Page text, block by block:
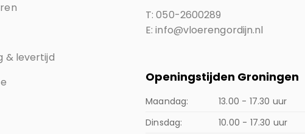
& levertijd
T: 050-2600289
E: info@vloerengordijn.nl
Openingstijden Groningen
Maandag:
13.00 - 17.30 uur
Dinsdag:
10.00 - 17.30 uur